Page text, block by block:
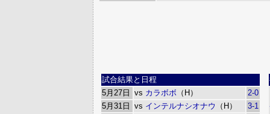
試合結果と日程
5月27日
vs カラボボ （H）
2-0
5月31日
vs インテルナシオナウ （H）
3-1